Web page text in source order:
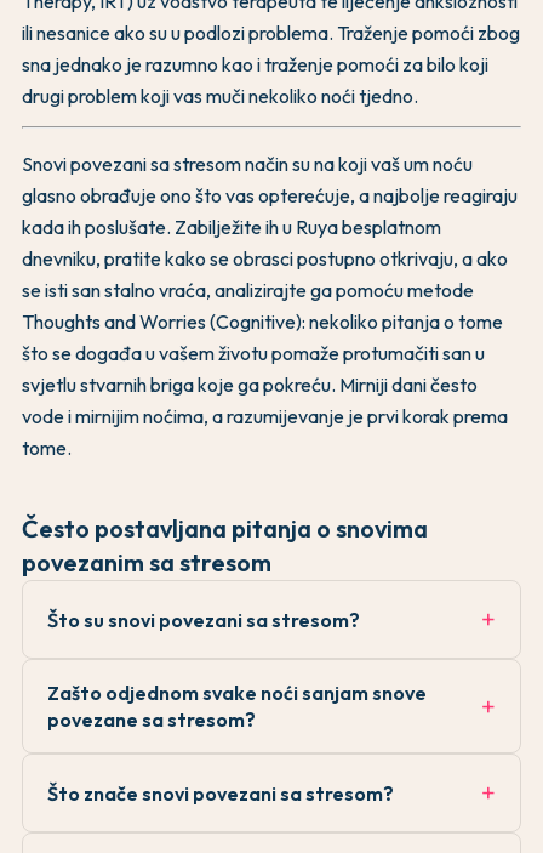
ili nesanice ako su u podlozi problema. Traženje pomoći zbog
sna jednako je razumno kao i traženje pomoći za bilo koji
drugi problem koji vas muči nekoliko noći tjedno.
Snovi povezani sa stresom način su na koji vaš um noću
glasno obrađuje ono što vas opterećuje, a najbolje reagiraju
kada ih poslušate. Zabilježite ih u Ruya besplatnom
dnevniku, pratite kako se obrasci postupno otkrivaju, a ako
se isti san stalno vraća, analizirajte ga pomoću metode
Thoughts and Worries (Cognitive): nekoliko pitanja o tome
što se događa u vašem životu pomaže protumačiti san u
svjetlu stvarnih briga koje ga pokreću. Mirniji dani često
vode i mirnijim noćima, a razumijevanje je prvi korak prema
tome.
Često postavljana pitanja o snovima
povezanim sa stresom
Što su snovi povezani sa stresom?
Zašto odjednom svake noći sanjam snove
povezane sa stresom?
Što znače snovi povezani sa stresom?